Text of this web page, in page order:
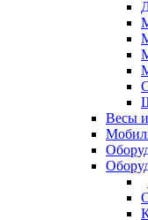
Весы